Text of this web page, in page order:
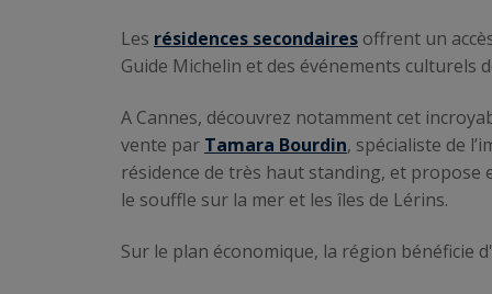
Les résidences secondaires offrent un
Guide Michelin et des événements culturels
A Cannes, découvrez notamment cet
vente par Tamara Bourdin, spécialiste de
résidence de très haut standing, et propose
le souffle sur la mer et les îles de Lérins.
Sur le plan économique, la région